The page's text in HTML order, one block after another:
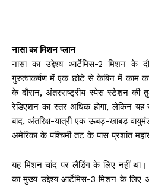
नासा का मिशन प्लान
नासा का उद्देश्य आर्टेमिस-2 मिशन के
गुरुत्वाकर्षण में एक छोटे से केबिन में काम
के दौरान, अंतरराष्ट्रीय स्पेस स्टेशन की
रेडिएशन का स्तर अधिक होगा, लेकिन यह
बाद, अंतरिक्ष-यात्री एक ऊबड़-खाबड़
अमेरिका के पश्चिमी तट के पास प्रशांत
यह मिशन चांद पर लैंडिंग के लिए नहीं
का मुख्य उद्देश्य आर्टेमिस-3 मिशन के लिए